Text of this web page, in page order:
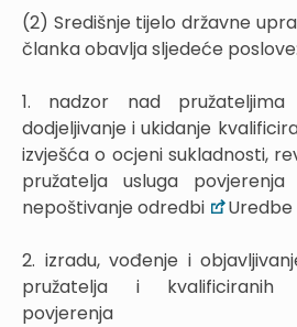
(2) Središnje tijelo državne
članka obavlja sljedeće poslove:
1. nadzor nad pružateljima
dodjeljivanje i ukidanje
izvješća o ocjeni sukladnosti,
pružatelja usluga
nepoštivanje odredbi
Uredbe
2. izradu, vođenje i
pružatelja i kvalificiranih
povjerenja